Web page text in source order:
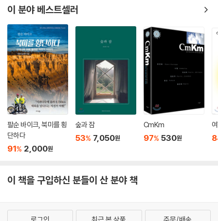
토크, 바이칼호수의 도시이자 시차로 인해 열차를 놓치게 된 이르쿠츠크,
안톤 체홉과 고골 등 예술가들의 혼을 만날 수 있는 모스크바, 극장과 미술
관이 살아 숨 쉬는 예술의 도시 상트페테르부르크까지의 30여 일은 시베
리아 횡단 열차 안에서 새롭게 태어났다.
하나면서, 둘이기도 한 여행기
이 책은 여행지에 대한 정확한 정보를 기대하긴 힘들다. 대신 성 바실리 성
당을 지은 건축가의 안위를 걱정하거나, 예카테리나 궁전의 바닥을 보면서
석굴암을 떠올리는 두 사람의 다른 이야기가 있다. 한 달여의 길고도 짧은
여행 기간 동안 같은 전공을 했고, 서로 잘 아는 친구라고 생각했지만 함께
본 것도 다르게 기억하고 다르게 느낄 수 있음을 알게 됐다. 혼자가 아니라,
둘이어서 완성할 수 있었던 여행을 만난다. 아무것도 아닐 것 같고 안 될 거
[작가의 말]
러 떠났다. 당연히 블라디보스토크행 편도 티켓을 손에 쥔 채로.
이 분야 베스트셀러
팔순 바이크, 북미를 횡
단하다
91% 2,000원
숲과 잠
53% 7,050원
CmKm
97% 530원
이 책을 구입하신 분들이 산 분야 책